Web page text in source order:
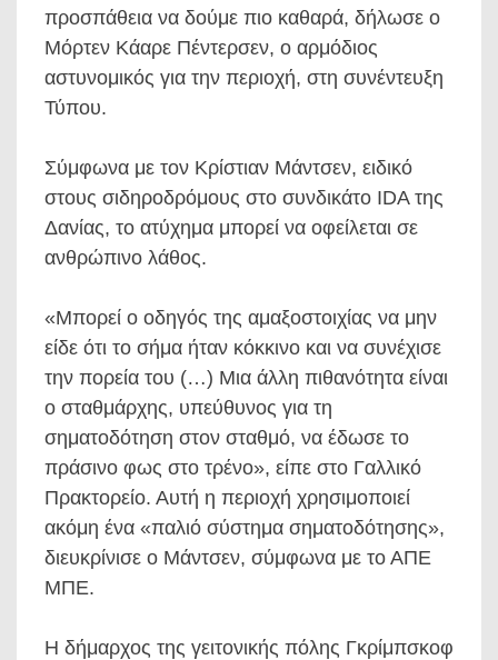
προσπάθεια να δούμε πιο καθαρά, δήλωσε ο
Μόρτεν Κάαρε Πέντερσεν, ο αρμόδιος
αστυνομικός για την περιοχή, στη συνέντευξη
Τύπου.
Σύμφωνα με τον Κρίστιαν Μάντσεν, ειδικό
στους σιδηροδρόμους στο συνδικάτο IDA της
Δανίας, το ατύχημα μπορεί να οφείλεται σε
ανθρώπινο λάθος.
«Μπορεί ο οδηγός της αμαξοστοιχίας να μην
είδε ότι το σήμα ήταν κόκκινο και να συνέχισε
την πορεία του (…) Μια άλλη πιθανότητα είναι
ο σταθμάρχης, υπεύθυνος για τη
σηματοδότηση στον σταθμό, να έδωσε το
πράσινο φως στο τρένο», είπε στο Γαλλικό
Πρακτορείο. Αυτή η περιοχή χρησιμοποιεί
ακόμη ένα «παλιό σύστημα σηματοδότησης»,
διευκρίνισε ο Μάντσεν, σύμφωνα με το ΑΠΕ
ΜΠΕ.
Η δήμαρχος της γειτονικής πόλης Γκρίμπσκοφ